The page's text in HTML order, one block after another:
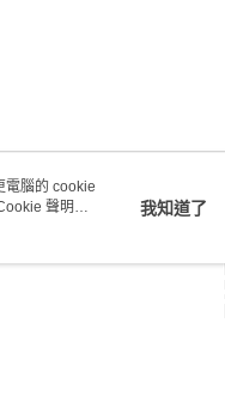
電腦的 cookie
聲明使
我知道了